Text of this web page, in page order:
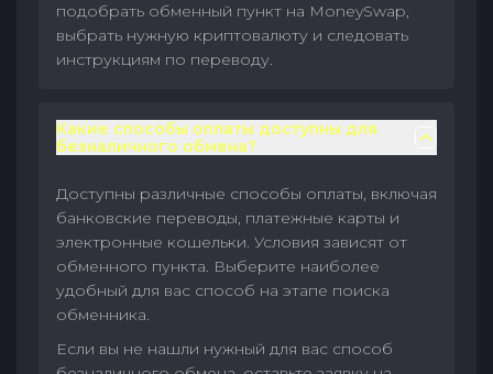
подобрать обменный пункт на MoneySwap,
выбрать нужную криптовалюту и следовать
инструкциям по переводу.
Какие способы оплаты доступны для
безналичного обмена?
Доступны различные способы оплаты, включая
банковские переводы, платежные карты и
электронные кошельки. Условия зависят от
обменного пункта. Выберите наиболее
удобный для вас способ на этапе поиска
обменника.
Если вы не нашли нужный для вас способ